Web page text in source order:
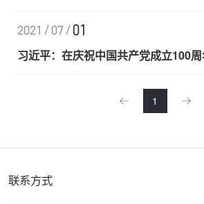
2021/07/ 01
习近平：在庆祝中国共产党成立100
1
联系方式